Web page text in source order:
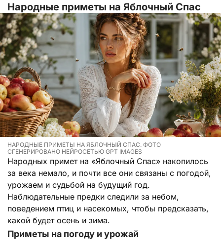
Народные приметы на Яблочный Спас
НАРОДНЫЕ ПРИМЕТЫ НА ЯБЛОЧНЫЙ СПАС. ФОТО
СГЕНЕРИРОВАНО НЕЙРОСЕТЬЮ GPT IMAGES
Народных примет на «Яблочный Спас» накопилось
за века немало, и почти все они связаны с погодой,
урожаем и судьбой на будущий год.
Наблюдательные предки следили за небом,
поведением птиц и насекомых, чтобы предсказать,
какой будет осень и зима.
Приметы на погоду и урожай